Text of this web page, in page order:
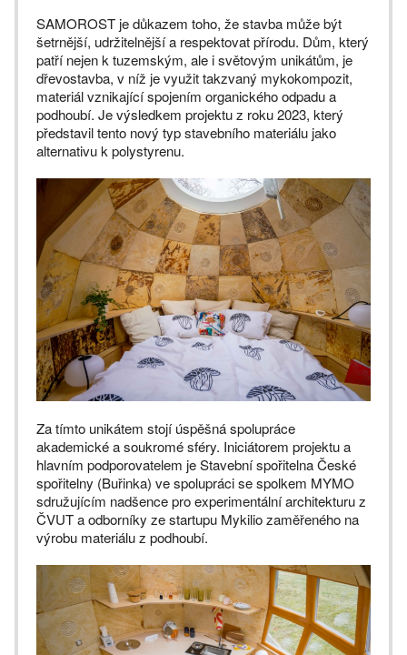
SAMOROST je důkazem toho, že stavba může být
šetrnější, udržitelnější a respektovat přírodu. Dům, který
patří nejen k tuzemským, ale i světovým unikátům, je
dřevostavba, v níž je využit takzvaný mykokompozit,
materiál vznikající spojením organického odpadu a
podhoubí. Je výsledkem projektu z roku 2023, který
představil tento nový typ stavebního materiálu jako
alternativu k polystyrenu.
Za tímto unikátem stojí úspěšná spolupráce
akademické a soukromé sféry. Iniciátorem projektu a
hlavním podporovatelem je Stavební spořitelna České
spořitelny (Buřinka) ve spolupráci se spolkem MYMO
sdružujícím nadšence pro experimentální architekturu z
ČVUT a odborníky ze startupu Mykilio zaměřeného na
výrobu materiálu z podhoubí.